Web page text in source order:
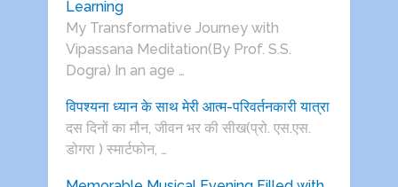
Learning
My Transformative Journey with
Vipassana Meditation(By Prof. S.S.
Dogra) In an age …
विपश्यना ध्यान के साथ मेरी आत्म-परिवर्तनकारी यात्रा
दस दिनों का मौन, जीवन भर की सीख(प्रो. एस.एस.
डोगरा ) स्मार्टफोन, …